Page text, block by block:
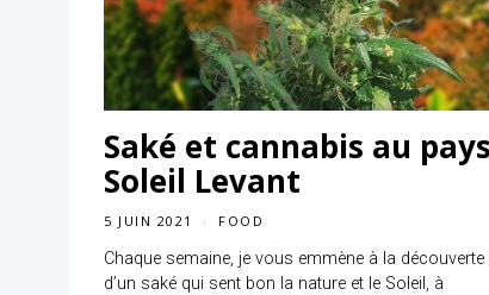
Saké et cannabis au
Soleil Levant
5 JUIN 2021 FOOD
Chaque semaine, je vous emmène à la découverte
d’un saké qui sent bon la nature et le Soleil, à